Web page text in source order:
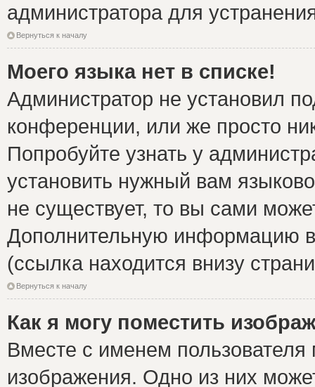
администратора для
Вернуться к началу
Моего языка нет в списке!
Администратор не установил
конференции, или же просто
Попробуйте узнать у
установить нужный вам
не существует, то вы сами
Дополнительную информацию
(ссылка находится внизу
Вернуться к началу
Как я могу поместить
Вместе с именем пользователя
изображения. Одно из них